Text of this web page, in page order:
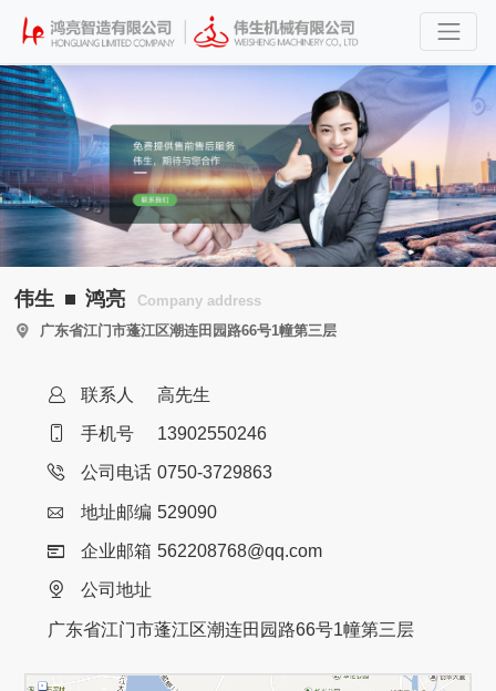
伟生 鸿亮
Company address
广东省江门市蓬江区潮连田园路66号1幢第三层
联系人 高先生
手机号 13902550246
公司电话 0750-3729863
地址邮编 529090
企业邮箱 562208768@qq.com
公司地址
广东省江门市蓬江区潮连田园路66号1幢第三层